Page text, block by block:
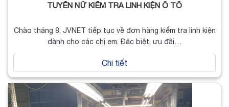
TUYỂN NỮ KIỂM TRA LINH KIỆN Ô TÔ
Chào tháng 8, JVNET tiếp tục về đơn hàng kiểm tra linh kiện
dành cho các chị em. Đặc biệt, ưu đãi…
Chi tiết